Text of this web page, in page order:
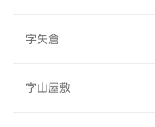
字矢倉
字山屋敷